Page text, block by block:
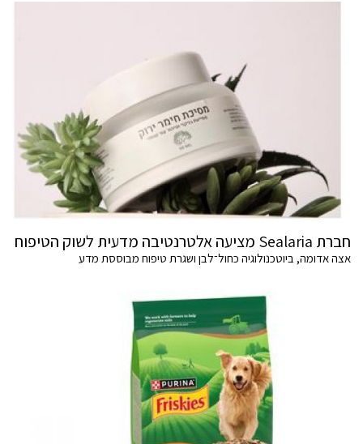
חברת Sealaria מציעה אלטרנטיבה מדעית לשוק הטיפוח
אצה אדומה, ביוטכנולוגיה כחול־לבן ושגרת טיפוח מבוססת מדע